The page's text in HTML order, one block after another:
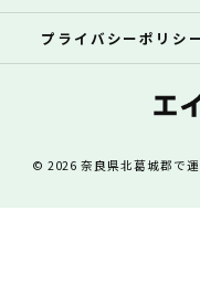
プライバシーポリシ
© 2026 奈良県北葛城郡で